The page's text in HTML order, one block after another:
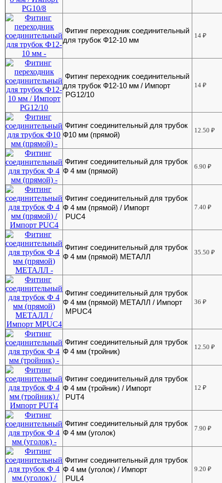
Фитинг переходник соединительный
для трубок Ф12-10 мм
14₽
Фитинг переходник соединительный
для трубок Ф12-10 мм / Импорт
PG12/10
14₽
Фитинг соединительный для трубок
Ф10 мм (прямой)
12.50₽
Фитинг соединительный для трубок
Ф 4 мм (прямой)
6.90₽
Фитинг соединительный для трубок
Ф 4 мм (прямой) / Импорт
PUC4
7.40₽
Фитинг соединительный для трубок
Ф 4 мм (прямой) МЕТАЛЛ
35.50₽
Фитинг соединительный для трубок
Ф 4 мм (прямой) МЕТАЛЛ / Импорт
MPUC4
36₽
Фитинг соединительный для трубок
Ф 4 мм (тройник)
12.50₽
Фитинг соединительный для трубок
Ф 4 мм (тройник) / Импорт
PUT4
12₽
Фитинг соединительный для трубок
Ф 4 мм (уголок)
7.90₽
Фитинг соединительный для трубок
Ф 4 мм (уголок) / Импорт
PUL4
9.20₽